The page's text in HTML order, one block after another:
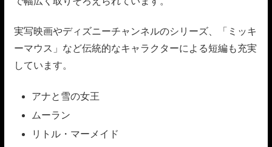
実写映画やディズニーチャンネルのシリーズ、「ミッキ
ーマウス」など伝統的なキャラクターによる短編も充実
しています。
アナと雪の女王
ムーラン
リトル・マーメイド